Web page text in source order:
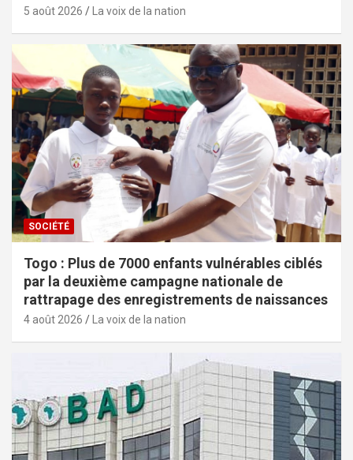
5 août 2026 La voix de la nation
SOCIÉTÉ
Togo : Plus de 7000 enfants vulnérables ciblés
par la deuxième campagne nationale de
rattrapage des enregistrements de naissances
4 août 2026 La voix de la nation